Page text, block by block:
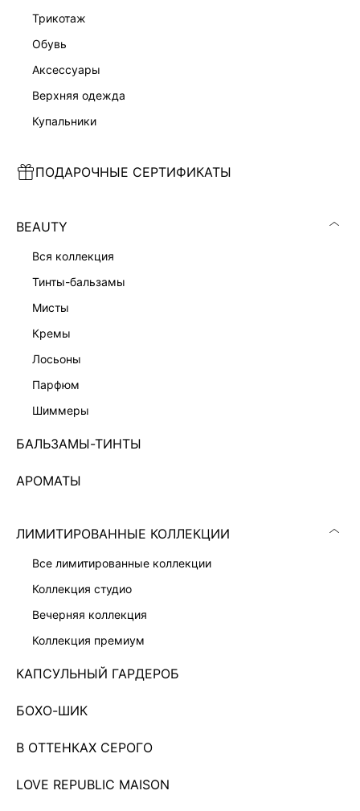
трикотаж
обувь
аксессуары
верхняя одежда
купальники
ПОДАРОЧНЫЕ СЕРТИФИКАТЫ
BEAUTY
вся коллекция
тинты-бальзамы
мисты
кремы
лосьоны
парфюм
шиммеры
БАЛЬЗАМЫ-ТИНТЫ
АРОМАТЫ
ЛИМИТИРОВАННЫЕ КОЛЛЕКЦИИ
все лимитированные коллекции
коллекция студио
вечерняя коллекция
коллекция премиум
КАПСУЛЬНЫЙ ГАРДЕРОБ
БОХО-ШИК
В ОТТЕНКАХ СЕРОГО
LOVE REPUBLIC MAISON
БОМБЕР ИЗ ЭКОЗАМШИ
ЭКСКЛЮЗИВНО ОНЛАЙН